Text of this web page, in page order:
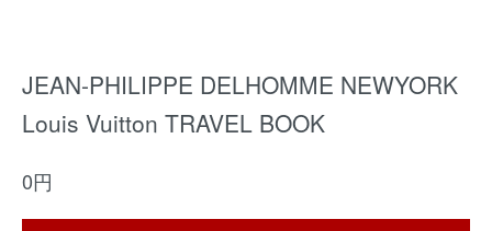
JEAN-PHILIPPE DELHOMME NEWYORK
Louis Vuitton TRAVEL BOOK
0円